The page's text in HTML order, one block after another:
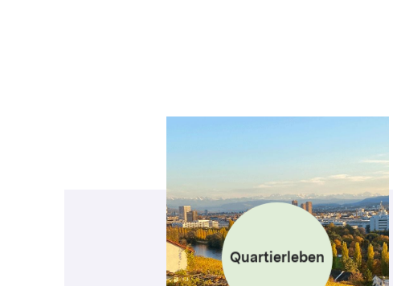
Quartierleben